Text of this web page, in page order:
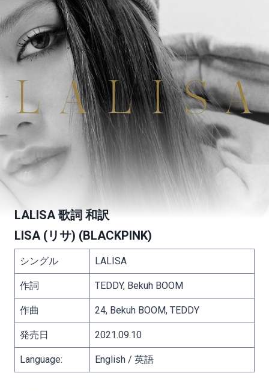
LALISA 歌詞 和訳
LISA (リサ) (BLACKPINK)
シングル LALISA
作詞 TEDDY, Bekuh BOOM
作曲 24, Bekuh BOOM, TEDDY
発売日 2021.09.10
Language: English / 英語